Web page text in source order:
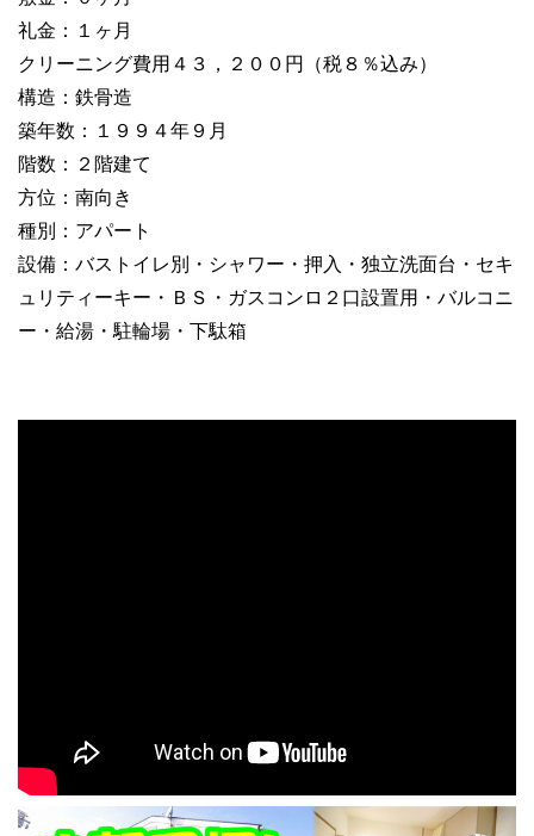
礼金：１ヶ月
クリーニング費用４３，２００円（税８％込み）
構造：鉄骨造
築年数：１９９４年９月
階数：２階建て
方位：南向き
種別：アパート
設備：バストイレ別・シャワー・押入・独立洗面台・セキ
ュリティーキー・ＢＳ・ガスコンロ２口設置用・バルコニ
ー・給湯・駐輪場・下駄箱